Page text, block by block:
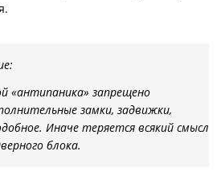
«антипаника» запрещено
замки, задвижки,
Иначе теряется всякий смысл
блока.